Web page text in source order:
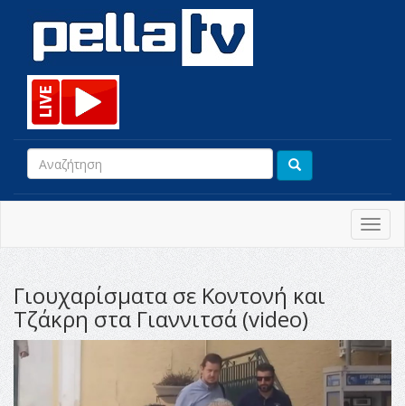
Γιουχαρίσματα σε Κοντονή και
Τζάκρη στα Γιαννιτσά (video)